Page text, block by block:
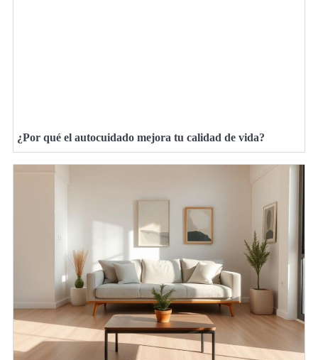
¿Por qué el autocuidado mejora tu calidad de vida?